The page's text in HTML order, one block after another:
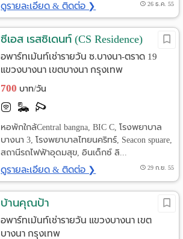
ดูรายละเอียด & ติดต่อ ❯ 26 ธ.ค. 55
ซีเอส เรสซิเดนท์ (CS Residence)
อพาร์ทเม้นท์เช่ารายวัน ซ.บางนา-ตราด 19
แขวงบางนา เขตบางนา กรุงเทพ
700 บาท/วัน
หอพักใกล้Central bangna, BIC C, โรงพยาบาล
บางนา 3, โรงพยาบาลไทยนคริทร์, Seacon spuare,
สถานีรถไฟฟ้าอุดมสุข, อินเด็กซ์ ลิ...
ดูรายละเอียด & ติดต่อ ❯ 29 ก.ย. 55
บ้านคุณป้า
อพาร์ทเม้นท์เช่ารายวัน แขวงบางนา เขต
บางนา กรุงเทพ